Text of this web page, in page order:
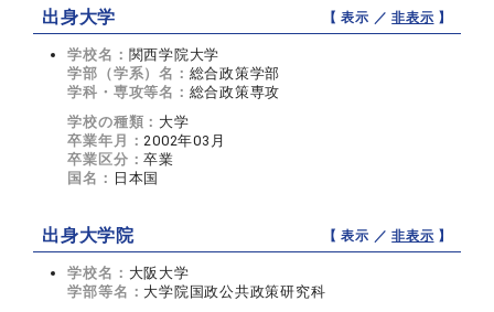
出身大学 【 表示 ／非表示 】
学校名： 関西学院大学
学部（学系）名： 総合政策学部
学科・専攻等名： 総合政策専攻
学校の種類： 大学
卒業年月：2002年03月
卒業区分：卒業
国名： 日本国
出身大学院 【 表示 ／非表示 】
学校名： 大阪大学
学部等名： 大学院国政公共政策研究科